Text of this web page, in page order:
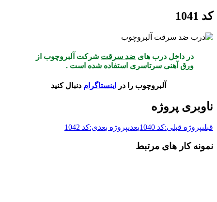
کد 1041
در داخل درب های ضد سرقت شرکت آلبروچوب از
ورق آهنی سرتاسری استفاده شده است .
آلبروچوب را در اینستاگرام دنبال کنید
ناوبری پروژه
قبلیپروژه قبلی:کد 1040 بعدیپروژه بعدی:کد 1042
نمونه کار های مرتبط